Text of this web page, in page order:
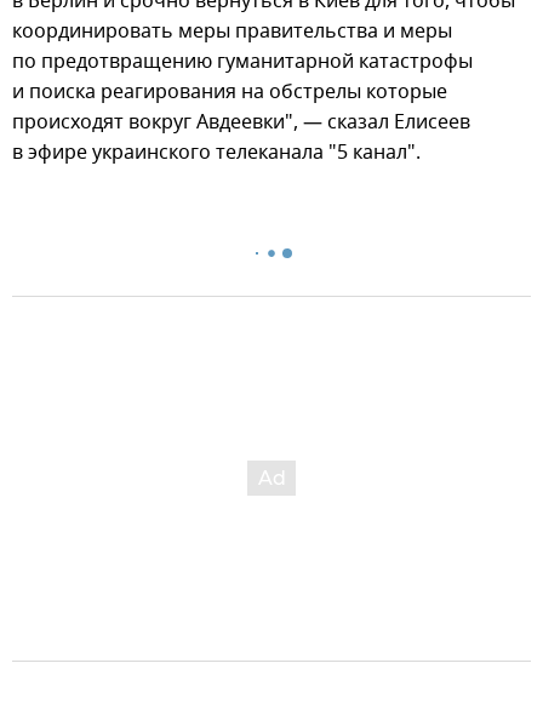
координировать меры правительства и меры
по предотвращению гуманитарной катастрофы
и поиска реагирования на обстрелы которые
происходят вокруг Авдеевки", — сказал Елисеев
в эфире украинского телеканала "5 канал".